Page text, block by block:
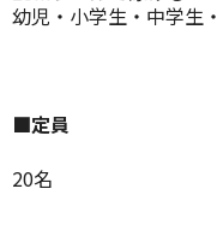
幼児・小学生・中学生
■定員
20名